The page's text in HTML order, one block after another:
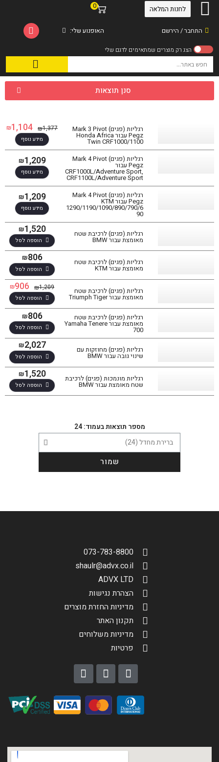
התחבר / הירשם
0
האופנוע שלי:
לחנות המלאה
סנן תוצאות
רגליות (פגים) Mark 3 Pivot
Pegz עבור Honda Africa
Twin CRF1000/1100
₪1,377
₪1,104
מידע נוסף
רגליות (פגים) Mark 4 Pivot
Pegz עבור
CRF1000L/Adventure Sport,
CRF1100L/Adventure Sport
₪1,209
מידע נוסף
רגליות (פגים) Mark 4 Pivot
Pegz עבור KTM
1290/1190/1090/890/790/6
90
₪1,209
מידע נוסף
רגליות (פגים) לרכיבת שטח
מאומצת עבור BMW
₪1,520
הוספה לסל
רגליות (פגים) לרכיבת שטח
מאומצת עבור KTM
₪806
הוספה לסל
רגליות (פגים) לרכיבת שטח
מאומצת עבור Triumph Tiger
₪1,209
₪906
הוספה לסל
רגליות (פגים) לרכיבת שטח
מאומצת עבור Yamaha Tenere
700
₪806
הוספה לסל
רגליות (פגים) מחוזקות עם
שינוי גובה עבור BMW
₪2,027
הוספה לסל
רגליות מונמכות (פגים) לרכיבת
שטח מאומצת עבור BMW
₪1,520
הוספה לסל
מספר תוצאות בעמוד: 24
שמור
073-783-8800
shaulr@advx.co.il
ADVX LTD
הצהרת נגישות
מדיניות החזרת מוצרים
תקנון האתר
מדיניות משלוחים
פרטיות
הגדר סוג האופנוע שלך
שליחה